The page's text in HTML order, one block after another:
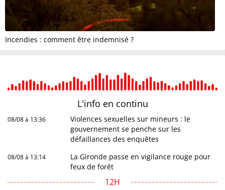
Incendies : comment être indemnisé ?
L'info en continu
08/08 à 13:36
Violences sexuelles sur mineurs : le
gouvernement se penche sur les
défaillances des enquêtes
08/08 à 13:14
La Gironde passe en vigilance rouge pour
feux de forêt
12H